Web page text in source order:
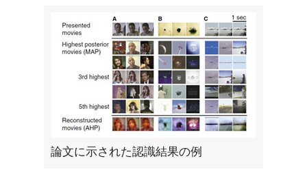
論文に示された認識結果の例